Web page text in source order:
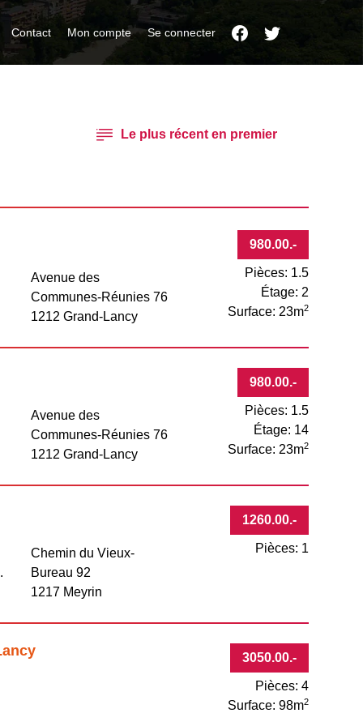
Contact Mon compte Se connecter
980.00.-
Avenue des
Communes-Réunies 76
1212 Grand-Lancy
Pièces: 1.5
Étage: 2
Surface: 23m2
980.00.-
Avenue des
Communes-Réunies 76
1212 Grand-Lancy
Pièces: 1.5
Étage: 14
Surface: 23m2
1260.00.-
Chemin du Vieux-
Bureau 92
1217 Meyrin
Pièces: 1
3050.00.-
Pièces: 4
Surface: 98m2